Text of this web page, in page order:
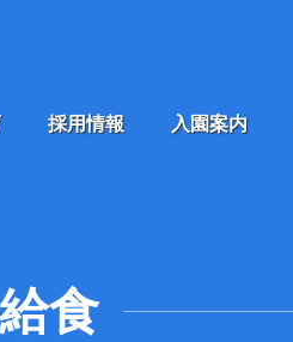
採用情報 入園案内
食